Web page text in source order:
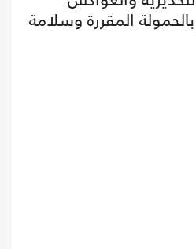
بالحمولة المقررة وسلامة